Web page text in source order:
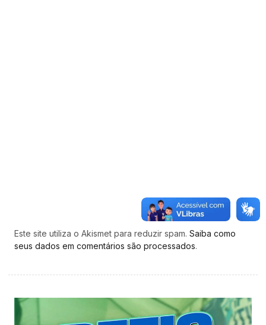
Este site utiliza o Akismet para reduzir spam. Saiba como
seus dados em comentários são processados.